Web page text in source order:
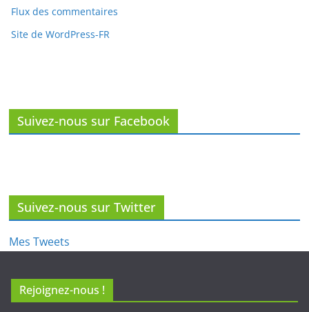
Suivez-nous sur Facebook
Suivez-nous sur Twitter
Rejoignez-nous !